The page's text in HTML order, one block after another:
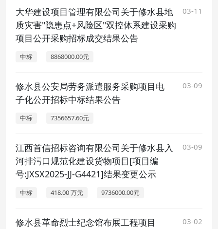
大华建设项目管理有限公司关于修水县地
质灾害"隐患点+风险区"双控体系建设采购
项目公开采购招标成交结果公告
03-11
中标 8868000.00元
修水县公安局劳务派遣服务采购项目电
子化公开招标中标结果公告
03-09
中标 7356657.60元
江西首信招标咨询有限公司关于修水县入
河排污口规范化建设货物项目[项目编
号:JXSX2025-JJ-G4421]结果变更公示
03-09
中标 418.00 万元 9736000.00元
修水县革命烈士纪念馆布展工程项目
03-02